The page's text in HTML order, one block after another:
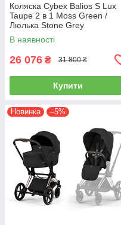
Коляска Cybex Balios S Lux
Taupe 2 в 1 Moss Green /
Люлька Stone Grey
В наявності
26 076 ₴ 31 800 ₴
Купити
Новинка –5%